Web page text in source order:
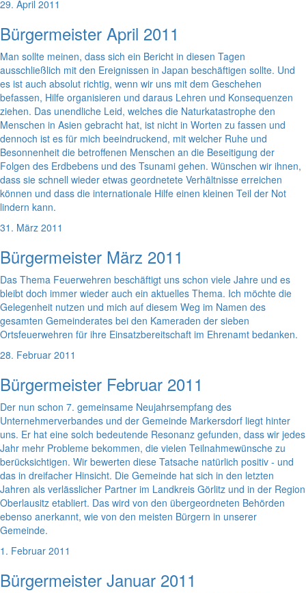
29. April 2011
Bürgermeister April 2011
Man sollte meinen, dass sich ein Bericht in diesen Tagen
ausschließlich mit den Ereignissen in Japan beschäftigen sollte. Und
es ist auch absolut richtig, wenn wir uns mit dem Geschehen
befassen, Hilfe organisieren und daraus Lehren und Konsequenzen
ziehen. Das unendliche Leid, welches die Naturkatastrophe den
Menschen in Asien gebracht hat, ist nicht in Worten zu fassen und
dennoch ist es für mich beeindruckend, mit welcher Ruhe und
Besonnenheit die betroffenen Menschen an die Beseitigung der
Folgen des Erdbebens und des Tsunami gehen. Wünschen wir ihnen,
dass sie schnell wieder etwas geordnetete Verhältnisse erreichen
können und dass die internationale Hilfe einen kleinen Teil der Not
lindern kann.
31. März 2011
Bürgermeister März 2011
Das Thema Feuerwehren beschäftigt uns schon viele Jahre und es
bleibt doch immer wieder auch ein aktuelles Thema. Ich möchte die
Gelegenheit nutzen und mich auf diesem Weg im Namen des
gesamten Gemeinderates bei den Kameraden der sieben
Ortsfeuerwehren für ihre Einsatzbereitschaft im Ehrenamt bedanken.
28. Februar 2011
Bürgermeister Februar 2011
Der nun schon 7. gemeinsame Neujahrsempfang des
Unternehmerverbandes und der Gemeinde Markersdorf liegt hinter
uns. Er hat eine solch bedeutende Resonanz gefunden, dass wir jedes
Jahr mehr Probleme bekommen, die vielen Teilnahmewünsche zu
berücksichtigen. Wir bewerten diese Tatsache natürlich positiv - und
das in dreifacher Hinsicht. Die Gemeinde hat sich in den letzten
Jahren als verlässlicher Partner im Landkreis Görlitz und in der Region
Oberlausitz etabliert. Das wird von den übergeordneten Behörden
ebenso anerkannt, wie von den meisten Bürgern in unserer
Gemeinde.
1. Februar 2011
Bürgermeister Januar 2011